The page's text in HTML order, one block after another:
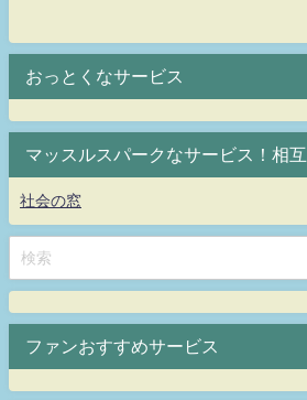
おっとくなサービス
マッスルスパークなサービス！相互
社会の窓
ファンおすすめサービス